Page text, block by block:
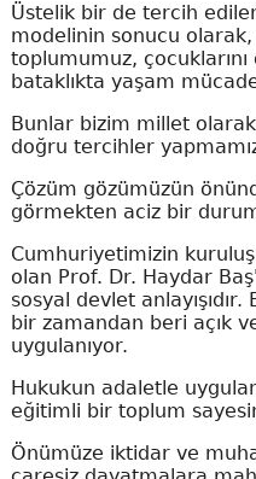
Üstelik bir de tercih
modelinin sonucu
toplumumuz, çocuklarını
bataklıkta yaşam
Bunlar bizim millet
doğru tercihler
Çözüm gözümüzün
görmekten aciz bir
Cumhuriyetimizin
olan Prof. Dr. Haydar
sosyal devlet
bir zamandan beri açık
uygulanıyor.
Hukukun adaletle
eğitimli bir toplum
Önümüze iktidar ve